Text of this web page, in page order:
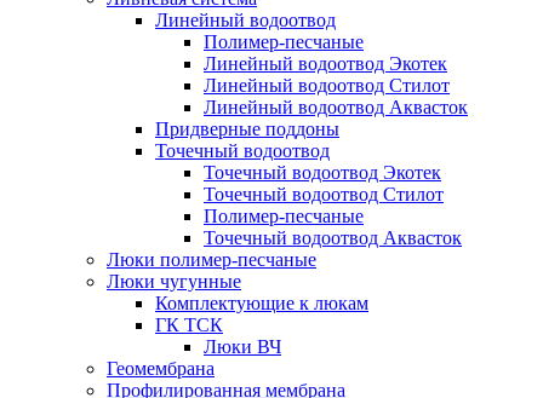
Линейный водоотвод
Полимер-песчаные
Линейный водоотвод Экотек
Линейный водоотвод Стилот
Линейный водоотвод Аквасток
Придверные поддоны
Точечный водоотвод
Точечный водоотвод Экотек
Точечный водоотвод Стилот
Полимер-песчаные
Точечный водоотвод Аквасток
Люки полимер-песчаные
Люки чугунные
Комплектующие к люкам
ГК ТСК
Люки ВЧ
Геомембрана
Профилированная мембрана